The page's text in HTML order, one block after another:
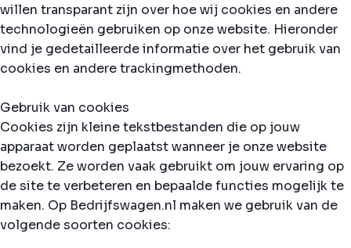
willen transparant zijn over hoe wij cookies en andere
technologieën gebruiken op onze website. Hieronder
vind je gedetailleerde informatie over het gebruik van
cookies en andere trackingmethoden.
Gebruik van cookies
Cookies zijn kleine tekstbestanden die op jouw
apparaat worden geplaatst wanneer je onze website
bezoekt. Ze worden vaak gebruikt om jouw ervaring op
de site te verbeteren en bepaalde functies mogelijk te
maken. Op Bedrijfswagen.nl maken we gebruik van de
volgende soorten cookies: